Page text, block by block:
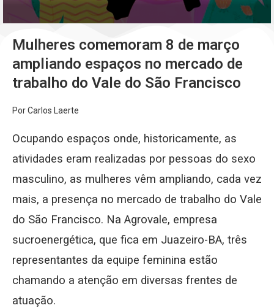
Mulheres comemoram 8 de março
ampliando espaços no mercado de
trabalho do Vale do São Francisco
Por Carlos Laerte
Ocupando espaços onde, historicamente, as
atividades eram realizadas por pessoas do sexo
masculino, as mulheres vêm ampliando, cada vez
mais, a presença no mercado de trabalho do Vale
do São Francisco. Na Agrovale, empresa
sucroenergética, que fica em Juazeiro-BA, três
representantes da equipe feminina estão
chamando a atenção em diversas frentes de
atuação.